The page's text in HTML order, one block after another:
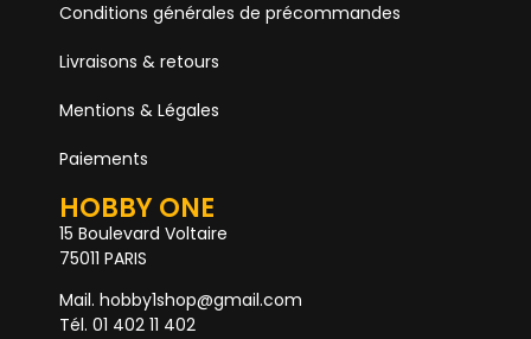
Conditions générales de précommandes
Livraisons & retours
Mentions & Légales
Paiements
HOBBY ONE
15 Boulevard Voltaire
75011 PARIS
Mail. hobby1shop@gmail.com
Tél. 01 402 11 402